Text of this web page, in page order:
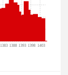
1383 1388 1393 1398 1403